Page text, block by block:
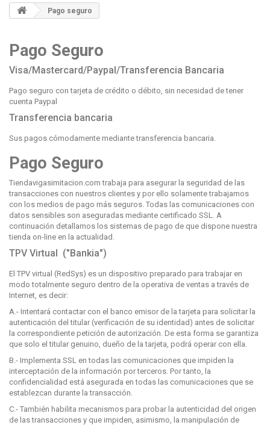
Pago seguro
Pago Seguro
Visa/Mastercard/Paypal/Transferencia Bancaria
Pago seguro con tarjeta de crédito o débito, sin necesidad de tener
cuenta Paypal
Transferencia bancaria
Sus pagos cómodamente mediante transferencia bancaria.
Pago Seguro
Tiendavigasimitacion.com trabaja para asegurar la seguridad de las
transacciones con nuestros clientes y por ello solamente trabajamos
con los medios de pago más seguros. Todas las comunicaciones con
datos sensibles son aseguradas mediante certificado SSL. A
continuación detallamos los sistemas de pago de que dispone nuestra
tienda on-line en la actualidad.
TPV Virtual ("Bankia")
El TPV virtual (RedSys) es un dispositivo preparado para trabajar en
modo totalmente seguro dentro de la operativa de ventas a través de
Internet, es decir:
A.- Intentará contactar con el banco emisor de la tarjeta para solicitar la
autenticación del titular (verificación de su identidad) antes de solicitar
la correspondiente petición de autorización. De esta forma se garantiza
que solo el titular genuino, dueño de la tarjeta, podrá operar con ella.
B.- Implementa SSL en todas las comunicaciones que impiden la
interceptación de la información por terceros. Por tanto, la
confidencialidad está asegurada en todas las comunicaciones que se
establezcan durante la transacción.
C.- También habilita mecanismos para probar la autenticidad del origen
de las transacciones y que impiden, asimismo, la manipulación de